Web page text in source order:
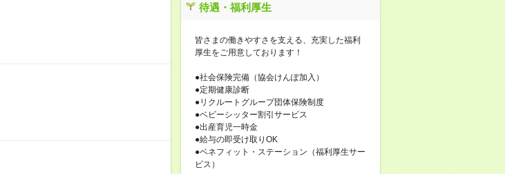
待遇・福利厚生
皆さまの働きやすさを支える、充実した福利
厚生をご用意しております！
●社会保険完備（協会けんぽ加入）
●定期健康診断
●リクルートグループ団体保険制度
●ベビーシッター割引サービス
●出産育児一時金
●給与の即受け取りOK
●ベネフィット・ステーション（福利厚生サー
ビス）